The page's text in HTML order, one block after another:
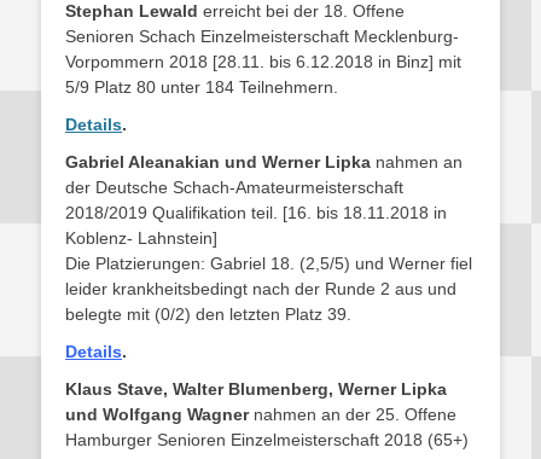
Stephan Lewald erreicht bei der 18. Offene
Senioren Schach Einzelmeisterschaft Mecklenburg-
Vorpommern 2018 [28.11. bis 6.12.2018 in Binz] mit
5/9 Platz 80 unter 184 Teilnehmern.
Details.
Gabriel Aleanakian und Werner Lipka nahmen an
der Deutsche Schach-Amateurmeisterschaft
2018/2019 Qualifikation teil. [16. bis 18.11.2018 in
Koblenz- Lahnstein]
Die Platzierungen: Gabriel 18. (2,5/5) und Werner fiel
leider krankheitsbedingt nach der Runde 2 aus und
belegte mit (0/2) den letzten Platz 39.
Details.
Klaus Stave, Walter Blumenberg, Werner Lipka
und Wolfgang Wagnernahmen an der 25. Offene
Hamburger Senioren Einzelmeisterschaft 2018 (65+)